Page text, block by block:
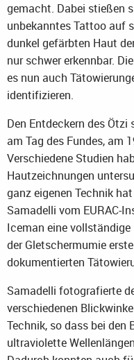
gemacht. Dabei stießen
unbekanntes Tattoo auf
dunkel gefärbten Haut
nur schwer erkennbar.
es nun auch
identifizieren.
Den Entdeckern des
am Tag des Fundes, am
Verschiedene Studien
Hautzeichnungen
ganz eigenen Technik
Samadelli vom EURAC-
Iceman eine
der Gletschermumie
dokumentierten
Samadelli fotografierte
verschiedenen
Technik, so dass bei den
ultraviolette